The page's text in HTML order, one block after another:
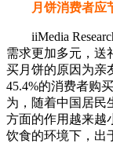
月饼消费者应
iiMedia
需求更加多元，送
买月饼的原因为亲
45.4%的消费者购
为，随着中国居民
方面的作用越来越
饮食的环境下，出